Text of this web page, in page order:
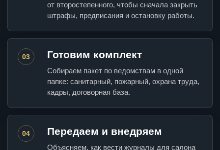
от второстепенного, чтобы сначала закрыть
штрафы, предписания и остановку работы.
03 Готовим комплект
Собираем пакет по ведомствам в одной
папке: санитарный, пожарный, охрана труда,
кадры, договорная база.
04 Передаем и внедряем
Объясняем, как вести журналы для салона